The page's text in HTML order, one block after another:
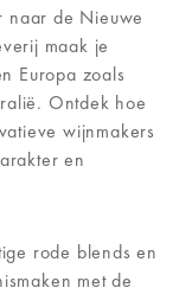
naar de Nieuwe
maak je
Europa zoals
Ontdek hoe
wijnmakers
en
rode blends en
met de